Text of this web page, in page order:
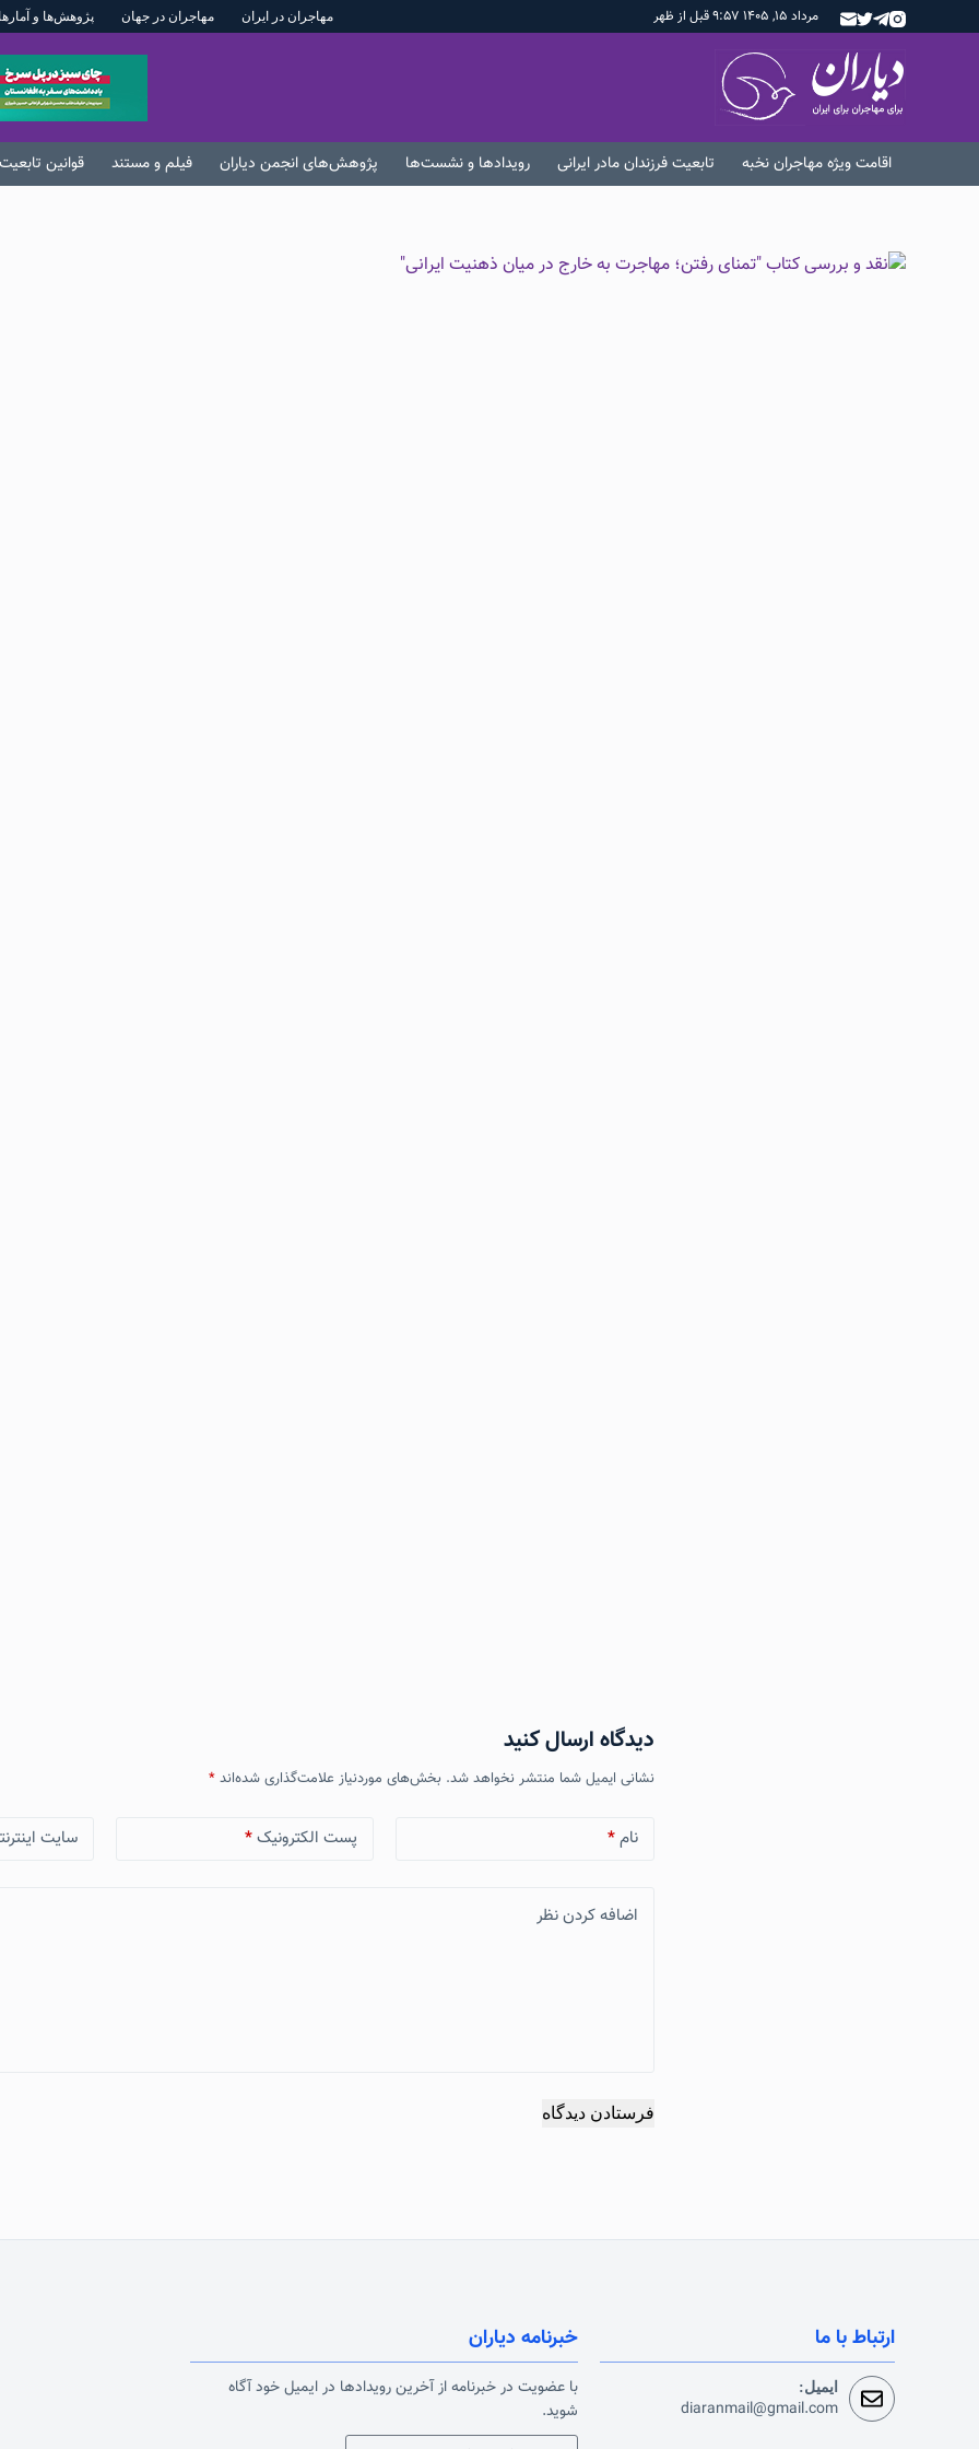
مرداد ۱۵, ۱۴۰۵ ۹:۵۷ قبل از ظهر مهاجران در ایران مهاجران در جهان پژوهش‌ها و
اقامت ویژه مهاجران نخبه تابعیت فرزندان مادر ایرانی رویدادها و نشست‌ها پژوهش‌های انجمن دیاران فیلم و مستند قوانین
دیدگاه ارسال کنید
نشانی ایمیل شما منتشر نخواهد شد. بخش‌های موردنیاز علامت‌گذاری شده‌اند *
نام* پست الکترونیک* سایت
اضافه کردن نظر
فرستادن دیدگاه
ارتباط با ما
ایمیل:
diaranmail@gmail.com
خبرنامه دیاران
با عضویت در خبرنامه از آخرین رویدادها در ایمیل خود آگاه
شوید.